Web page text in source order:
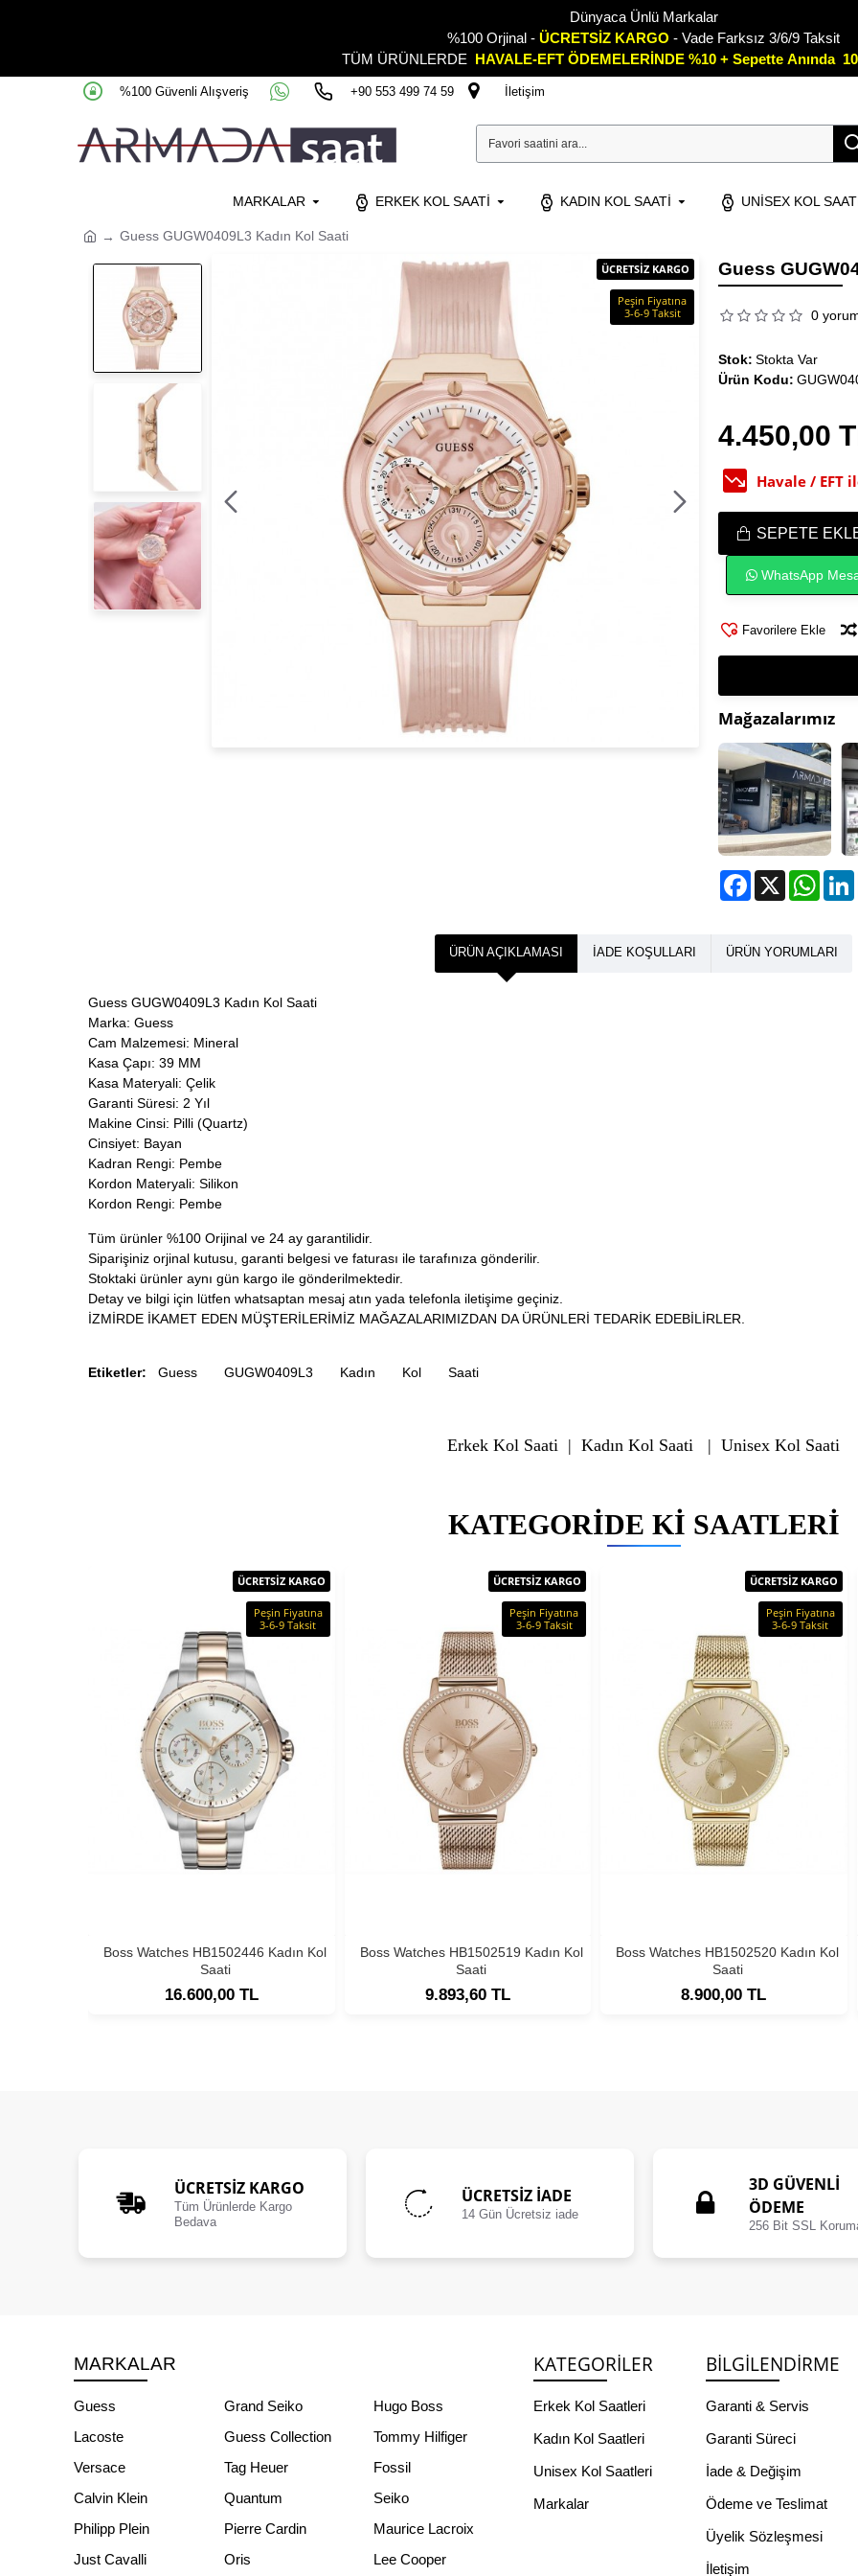
Dünyaca Ünlü Markalar
%100 Orjinal - ÜCRETSİZ KARGO - Vade Farksız 3/6/9 Taksit
TÜM ÜRÜNLERDE HAVALE-EFT ÖDEMELERİNDE %10 + Sepette Anında
%100 Güvenli Alışveriş +90 553 499 74 59 İletişim
MARKALAR ERKEK KOL SAATI KADIN KOL SAATI UNISEX KOL
Guess GUGW0409L3 Kadın Kol Saati
ÜCRETSİZ KARGO
Peşin Fiyatına
3-6-9 Taksit
Guess
0
4.450,00
Havale / EFT
Stok: Stokta Var
Ürün Kodu:
SEPETE
WhatsApp
Favorilere Ekle
Mağazalarımız
Facebook
X
ÜRÜN AÇIKLAMASI İADE KOŞULLARI ÜRÜN YORUMLARI
Guess GUGW0409L3 Kadın Kol Saati
Marka: Guess
Cam Malzemesi: Mineral
Kasa Çapı: 39 MM
Kasa Materyali: Çelik
Garanti Süresi: 2 Yıl
Makine Cinsi: Pilli (Quartz)
Cinsiyet: Bayan
Kadran Rengi: Pembe
Kordon Materyali: Silikon
Kordon Rengi: Pembe
Tüm ürünler %100 Orijinal ve 24 ay garantilidir.
Siparişiniz orjinal kutusu, garanti belgesi ve faturası ile tarafınıza gönderilir.
Stoktaki ürünler aynı gün kargo ile gönderilmektedir.
Detay ve bilgi için lütfen whatsaptan mesaj atın yada telefonla iletişime geçiniz.
İZMİRDE İKAMET EDEN MÜŞTERİLERİMİZ MAĞAZALARIMIZDAN DA ÜRÜNLERİ TEDARİK EDEBİLİRLER.
Etiketler: Guess GUGW0409L3 Kadın Kol Saati
Erkek Kol Saati | Kadın Kol Saati | Unisex Kol Saati
KATEGORIDE KI SAATLERI
ÜCRETSİZ KARGO
Peşin Fiyatına
3-6-9 Taksit
Boss Watches HB1502446 Kadın Kol
Saati
16.600,00 TL
ÜCRETSİZ KARGO
Peşin Fiyatına
3-6-9 Taksit
Boss Watches HB1502519 Kadın Kol
Saati
9.893,60 TL
ÜCRETSİZ KARGO
Peşin Fiyatına
3-6-9 Taksit
Boss Watches HB1502520 Kadın Kol
Saati
8.900,00 TL
ÜCRETSIZ KARGO
Tüm Ürünlerde Kargo
Bedava
ÜCRETSIZ İADE
14 Gün Ücretsiz iade
3D GÜVENLİ
ÖDEME
256 Bit SSL
MARKALAR
Guess Grand Seiko
Hugo Boss
Lacoste
Guess Collection
Tommy Hilfiger
Versace
Tag Heuer
Fossil
Calvin Klein
Quantum
Seiko
Philipp Plein
Pierre Cardin
Maurice Lacroix
Just Cavalli
Oris Lee Cooper
KATEGORILER
Erkek Kol Saatleri
Kadın Kol Saatleri
Unisex Kol Saatleri
Markalar
BILGILENDIRME
Garanti & Servis
Garanti Süreci
İade & Değişim
Ödeme ve Teslimat
Üyelik Sözleşmesi
İletişim